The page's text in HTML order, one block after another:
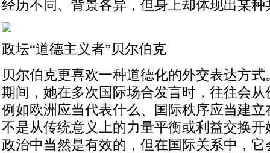
经历不同、背景各异，但身上却体现出某
政坛“道德主义者”贝尔伯克
贝尔伯克更喜欢一种道德化的外交表达方
期间，她在多次国际场合发言时，往往会
例如欧洲应当代表什么、国际秩序应当建
不是从传统意义上的力量平衡或利益交换
政治中当然是有效的，但在国际关系中，